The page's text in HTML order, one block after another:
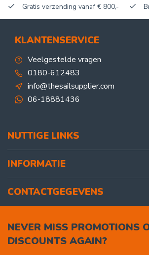
Gratis verzending vanaf € 800,-
KLANTENSERVICE
Veelgestelde vragen
0180-612483
info@thesailsupplier.com
06-18881436
NUTTIGE LINKS
INFORMATIE
CONTACTGEGEVENS
NEVER MISS PROMOTIONS
DISCOUNTS AGAIN?